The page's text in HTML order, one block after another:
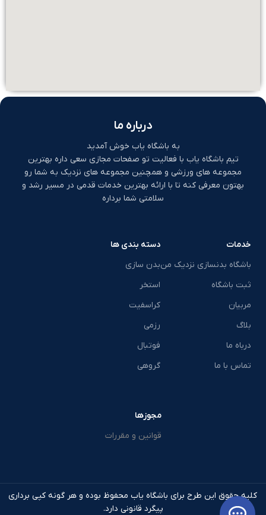
درباره ما
به باشگاه یاب خوش آمدید
تیم باشگاه یاب با فعالیت تو صفحات مجازی سعی داره بهترین
مجموعه های ورزشی و همچنین مجموعه های نزدیک به شما رو
بهتون معرفی کنه تا با ارائه بهترین خدمات قدمی در مسیر رشد و
سلامتی شما برداره
خدمات
باشگاه بدنسازی نزدیک من
ثبت باشگاه
مربیان
بلاگ
درباه ما
تماس با ما
دسته بندی ها
بدن سازی
استخر
کراسفیت
رزمی
فوتبال
گروهی
مجوزها
قوانین و مقررات
کلیه حقوق این طرح برای باشگاه یاب محفوظ بوده و هر گونه کپی برداری
پیگرد قانونی دارد.